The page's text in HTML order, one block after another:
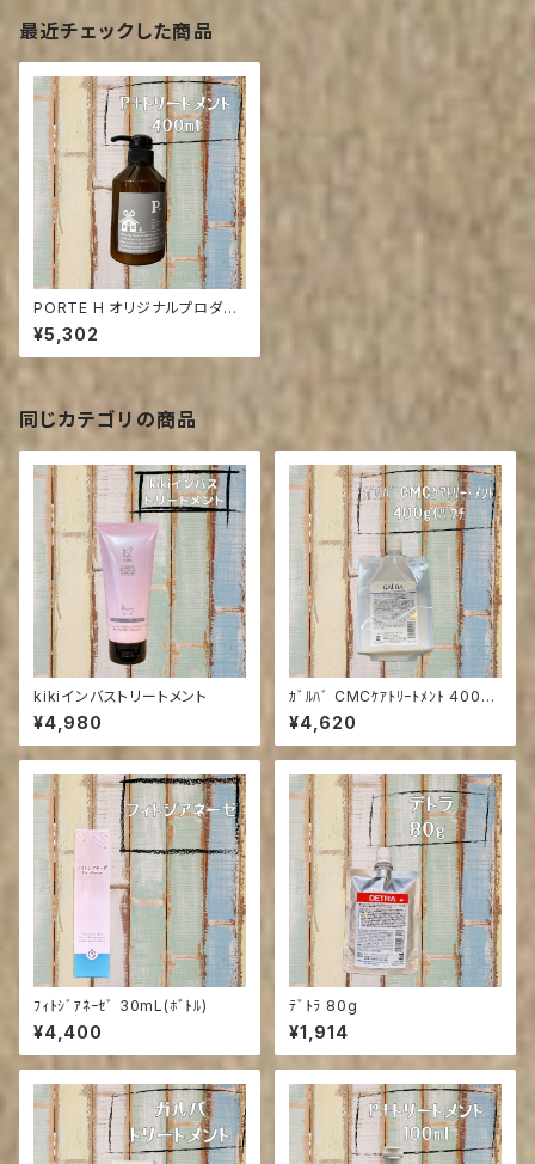
最近チェックした商品
PORTE H オリジナルプロダク
ツP+ モイスチャーグロストリ
ートメント 400g
¥5,302
同じカテゴリの商品
kikiインバストリートメント
¥4,980
ｶﾞﾙﾊﾞ CMCｹｱﾄﾘｰﾄﾒﾝﾄ 400g
(ﾊﾟｳﾁ)
¥4,620
ﾌｨﾄｼﾞｱﾈｰｾﾞ 30mL(ﾎﾞﾄﾙ)
¥4,400
ﾃﾞﾄﾗ 80g
¥1,914